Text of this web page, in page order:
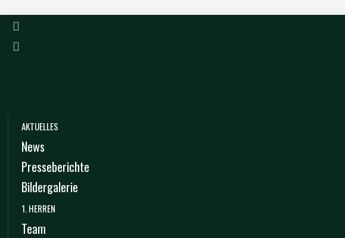
AKTUELLES
News
Presseberichte
Bildergalerie
1. HERREN
Team